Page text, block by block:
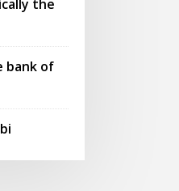
the
bank of